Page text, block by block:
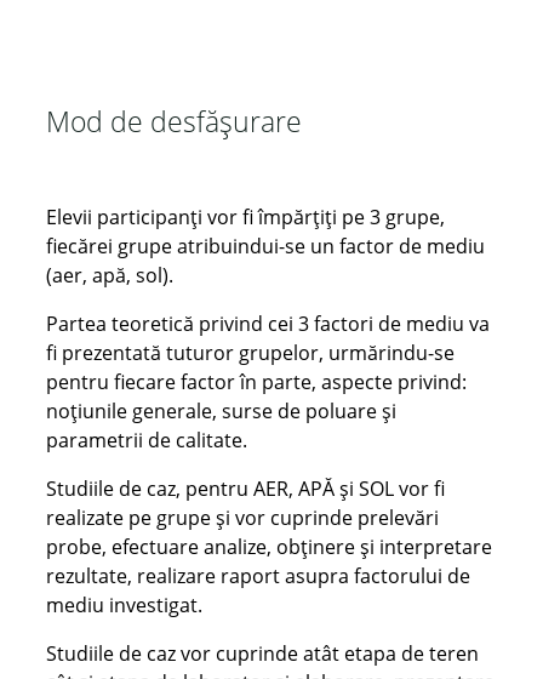
Mod de desfășurare
Elevii participanți vor fi împărțiți pe 3 grupe,
fiecărei grupe atribuindui-se un factor de mediu
(aer, apă, sol).
Partea teoretică privind cei 3 factori de mediu va
fi prezentată tuturor grupelor, urmărindu-se
pentru fiecare factor în parte, aspecte privind:
noțiunile generale, surse de poluare și
parametrii de calitate.
Studiile de caz, pentru AER, APĂ și SOL vor fi
realizate pe grupe și vor cuprinde prelevări
probe, efectuare analize, obținere și interpretare
rezultate, realizare raport asupra factorului de
mediu investigat.
Studiile de caz vor cuprinde atât etapa de teren